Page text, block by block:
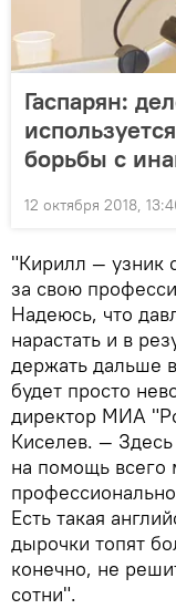
Гаспарян:
борьбы с
12 октября 2018,
"Кирилл — узник
за свою
Надеюсь, что
нарастать и в
держать дальше
будет просто
директор МИА
Киселев. —
на помощь всего
Есть такая
дырочки топят
конечно, не
сотни".